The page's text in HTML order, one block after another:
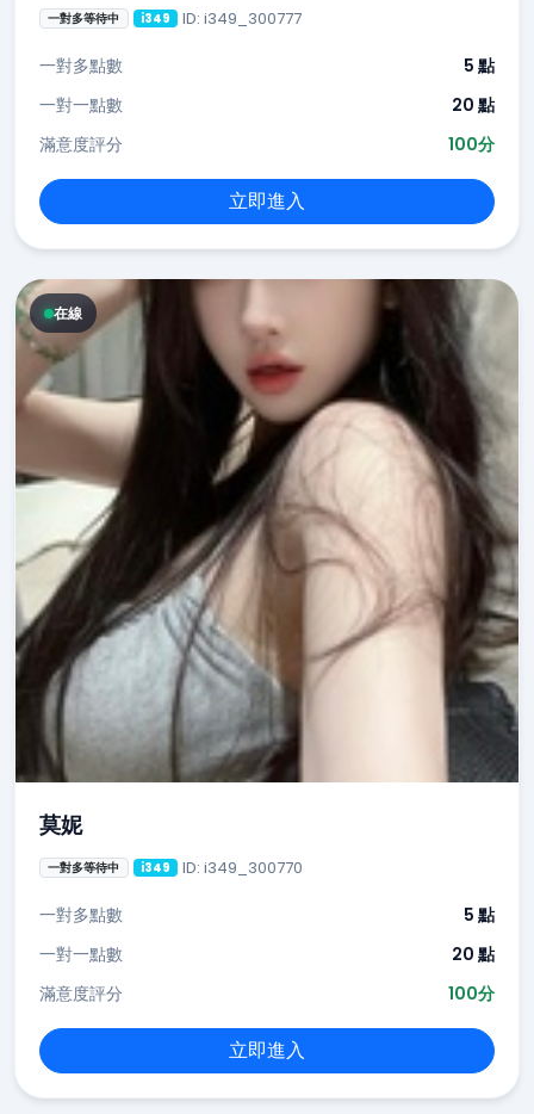
一對多等待中 i349 ID: i349_300777
一對多點數
5 點
一對一點數
20 點
滿意度評分
100分
立即進入
在線
莫妮
一對多等待中 i349 ID: i349_300770
一對多點數
5 點
一對一點數
20 點
滿意度評分
100分
立即進入